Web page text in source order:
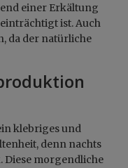
einer Erkältung
ist. Auch
da der natürliche
klebriges und
denn nachts
Diese morgendliche